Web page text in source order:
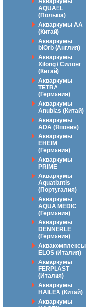
Аквариумы
AQUAEL
(Польша)
Аквариумы АА
(Китай)
Аквариумы
biOrb (Англия)
Аквариумы
Xilong / Силонг
(Китай)
Аквариумы
TETRA
(Германия)
Аквариумы
Anubias (Китай)
Аквариумы
ADA (Япония)
Аквариумы
EHEIM
(Германия)
Аквариумы
PRIME
Аквариумы
Aquatlantis
(Португалия)
Аквариумы
AQUA MEDIC
(Германия)
Аквариумы
DENNERLE
(Германия)
Аквакомплексы
ELOS (Италия)
Аквариумы
FERPLAST
(Италия)
Аквариумы
HAILEA (Китай)
Аквариумы